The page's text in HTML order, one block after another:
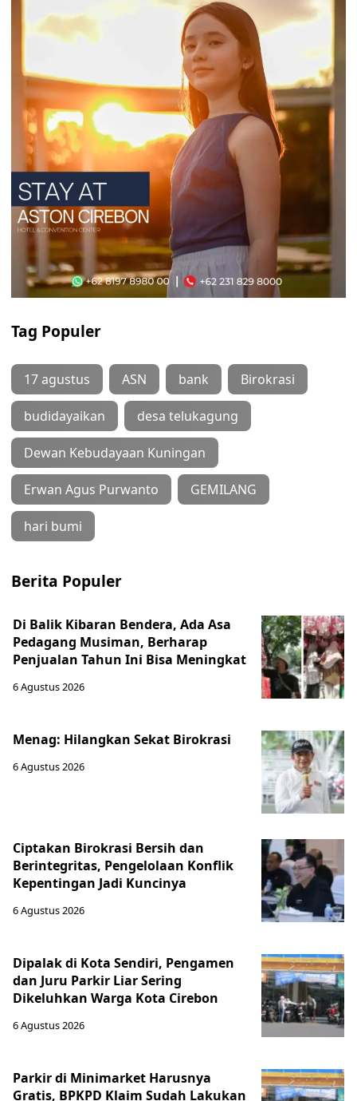
Tag Populer
17 agustus ASN bank Birokrasi
budidayaikan desa telukagung
Dewan Kebudayaan Kuningan
Erwan Agus Purwanto GEMILANG
hari bumi
Berita Populer
Di Balik Kibaran Bendera, Ada Asa
Pedagang Musiman, Berharap
Penjualan Tahun Ini Bisa Meningkat
6 Agustus 2026
Menag: Hilangkan Sekat Birokrasi
6 Agustus 2026
Ciptakan Birokrasi Bersih dan
Berintegritas, Pengelolaan Konflik
Kepentingan Jadi Kuncinya
6 Agustus 2026
Dipalak di Kota Sendiri, Pengamen
dan Juru Parkir Liar Sering
Dikeluhkan Warga Kota Cirebon
6 Agustus 2026
Parkir di Minimarket Harusnya
Gratis, BPKPD Klaim Sudah Lakukan